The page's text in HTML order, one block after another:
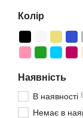
Колір
Наявність
В наявності
Немає в